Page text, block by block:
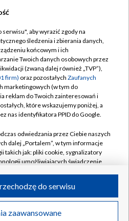
TVP
TVP
prywatności
zgody
Pomoc
Kontakt
Kanały
Polska S.A. w likwidacji
aby wyrazić zgody na
śledzenia i zbierania danych,
końcowym i ich
Twoich danych osobowych przez
(zwaną dalej również „TVP”),
firm) oraz pozostałych Zaufanych
marketingowych (w tym do
reklam do Twoich zainteresowań i
które wskazujemy poniżej, a
nas identyfikatora PPID do Google.
odwiedzania przez Ciebie naszych
dalej „Portalem”, w tym informacje
takich jak: pliki cookie, sygnalizatory
umożliwiających świadczenie
odwiedzania przez Ciebie
takie jak adresy IP, identyfikatory
zaawansowane
do serwisu